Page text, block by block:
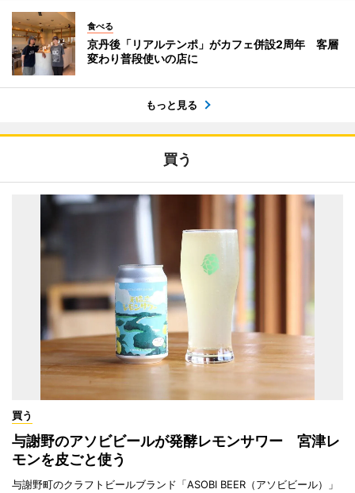
食べる
京丹後「リアルテンポ」がカフェ併設2周年 客層
変わり普段使いの店に
もっと見る
買う
買う
与謝野のアソビビールが発酵レモンサワー 宮津レ
モンを皮ごと使う
与謝野町のクラフトビールブランド「ASOBI BEER（アソビビール）」